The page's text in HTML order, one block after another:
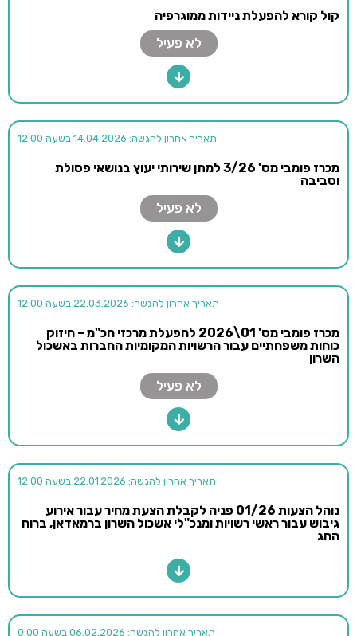
קול קורא להפעלת ניידות ממוגרפיה
לא פעיל
תאריך אחרון להגשה: 14.04.2026 בשעה 12:00
מכרז פומבי מס' 3/26 למתן שירותי יעוץ בנושאי פסולת
וסביבה
לא פעיל
תאריך אחרון להגשה: 22.03.2026 בשעה 12:00
מכרז פומבי מס' 01\2026 להפעלת מרכזי חכ"מ – חיזוק
כוחות משפחתיים עבור הרשויות המקומיות החברות באשכול
השרון
לא פעיל
תאריך אחרון להגשה: 22.01.2026 בשעה 12:00
נוהל הצעות 01/26 פניה לקבלת הצעת מחיר עבור אירוע
גיבוש עבור ראשי רשויות ומנכ"לי אשכול השרון ברמאדאן, ברוח
החג
תאריך אחרון להגשה: 06.02.2026 בשעה 0:00